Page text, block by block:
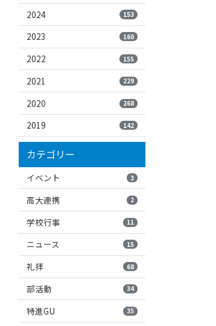
2024 153
2023 160
2022 155
2021 229
2020 268
2019 142
カテゴリー
イベント 3
高大連携 2
学校行事 11
ニュース 15
礼拝 68
部活動 34
特進GU 35